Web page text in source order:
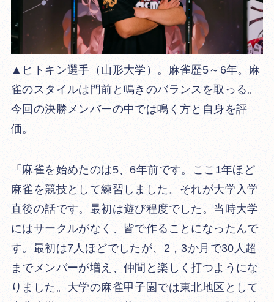
▲ヒトキン選手（山形大学）。麻雀歴5～6年。麻
雀のスタイルは門前と鳴きのバランスを取っる。
今回の決勝メンバーの中では鳴く方と自身を評
価。
「麻雀を始めたのは5、6年前です。ここ1年ほど
麻雀を競技として練習しました。それが大学入学
直後の話です。最初は遊び程度でした。当時大学
にはサークルがなく、皆で作ることになったんで
す。最初は7人ほどでしたが、2，3か月で30人超
までメンバーが増え、仲間と楽しく打つようにな
りました。大学の麻雀甲子園では東北地区として